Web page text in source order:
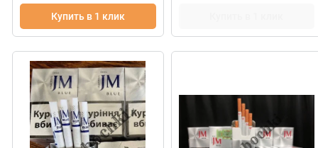
Купить в 1 клик